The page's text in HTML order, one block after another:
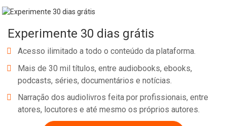
Experimente 30 dias grátis
Acesso ilimitado a todo o conteúdo da plataforma.
Mais de 30 mil títulos, entre audiobooks, ebooks,
podcasts, séries, documentários e notícias.
Narração dos audiolivros feita por profissionais, entre
atores, locutores e até mesmo os próprios autores.